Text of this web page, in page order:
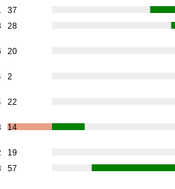
37
28
20
2
22
14
19
57